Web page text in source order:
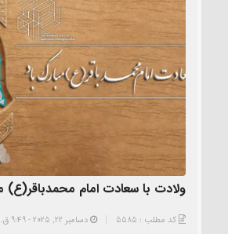
ولادت با سعادت امام محمدباقر(ع)
کد مطلب : 5585 دسامبر 22, 2025 - 9:49 ق.ظ